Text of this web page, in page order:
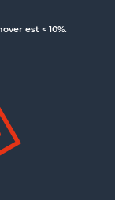
est < 10%.